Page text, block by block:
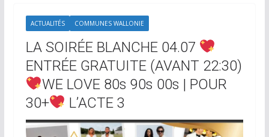
ACTUALITÉS COMMUNES WALLONIE
LA SOIRÉE BLANCHE 04.07
ENTRÉE GRATUITE (AVANT 22:30)
WE LOVE 80s 90s 00s | POUR
30+
L’ACTE 3